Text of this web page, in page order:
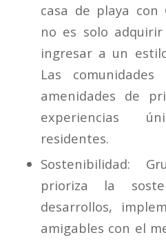
casa de playa con
no es solo
ingresar a un
Las
amenidades de
experiencias
residentes.
Sostenibilidad:
prioriza la
desarrollos,
amigables con el